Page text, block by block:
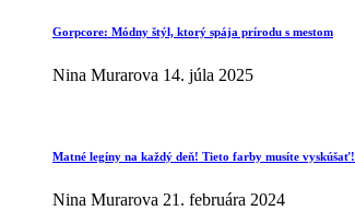
Gorpcore: Módny štýl, ktorý spája prírodu s mestom
Nina Murarova 14. júla 2025
Matné legíny na každý deň! Tieto farby musíte vyskúšať!
Nina Murarova 21. februára 2024